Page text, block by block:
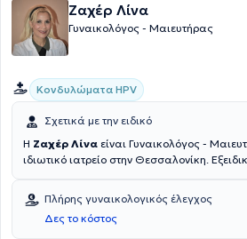
Ζαχέρ Λίνα
Γυναικολόγος - Μαιευτήρας
Κονδυλώματα HPV
Σχετικά με την ειδικό
Η Ζαχέρ Λίνα είναι Γυναικολόγος -
ιδιωτικό ιατρείο στην Θεσσαλονίκη.
καθώς και στην ενημέρωση για τα Σεξουαλικώς Μεταδιδόμενα
Νοσήματα (ΣΜΝ) και την αντισύλληψη.
Πλήρης γυναικολογικός έλεγχος
Δες το κόστος